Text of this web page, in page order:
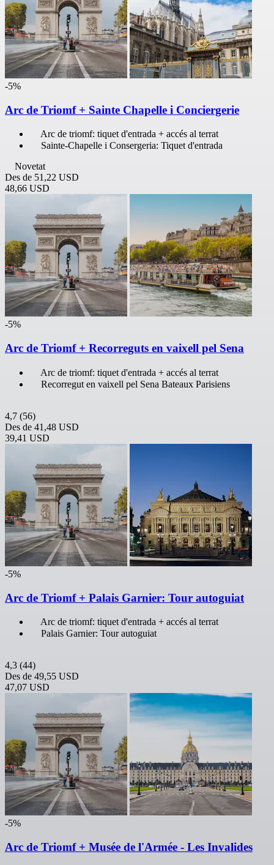
-5%
Arc de Triomf + Sainte Chapelle i Conciergerie
Arc de triomf: tiquet d'entrada + accés al terrat
Sainte-Chapelle i Consergeria: Tiquet d'entrada
Novetat
Des de 51,22 USD
48,66 USD
-5%
Arc de Triomf + Recorreguts en vaixell pel Sena
Arc de triomf: tiquet d'entrada + accés al terrat
Recorregut en vaixell pel Sena Bateaux Parisiens
4,7 (56)
Des de 41,48 USD
39,41 USD
-5%
Arc de Triomf + Palais Garnier: Tour autoguiat
Arc de triomf: tiquet d'entrada + accés al terrat
Palais Garnier: Tour autoguiat
4,3 (44)
Des de 49,55 USD
47,07 USD
-5%
Arc de Triomf + Musée de l'Armée - Les Invalides